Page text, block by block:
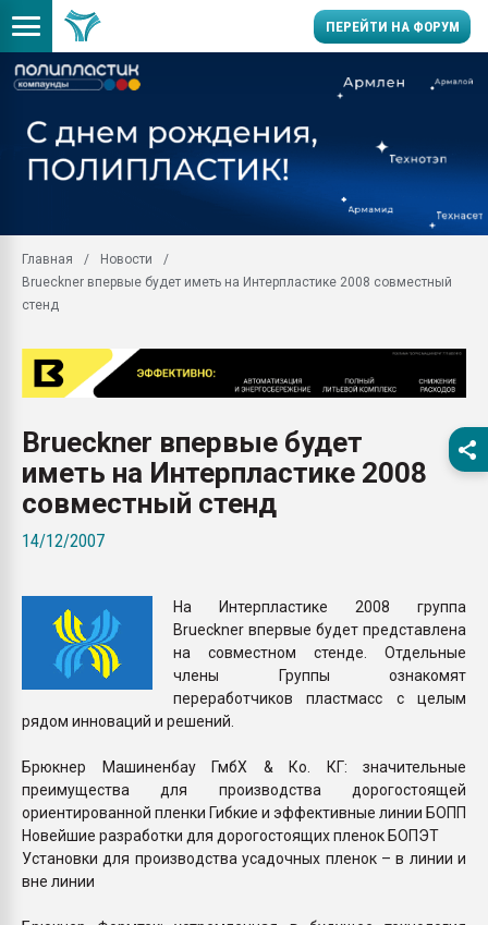
ПЕРЕЙТИ НА ФОРУМ
Вакуум-формовочные
28.07.2026
Всё, что касается
бутылок
вакуумного
Продам отходы
поликарбоната и АБС-
Главная
Новости
Brueckner впервые будет иметь на Интерпластике 2008 совместный
стенд
Brueckner впервые будет
иметь на Интерпластике 2008
совместный стенд
14/12/2007
На Интерпластике 2008 группа
Brueckner впервые будет представлена
на совместном стенде. Отдельные
члены Группы ознакомят
переработчиков пластмасс с целым
рядом инноваций и решений.
Брюкнер Машиненбау ГмбХ & Ко. КГ: значительные
преимущества для производства дорогостоящей
ориентированной пленки Гибкие и эффективные линии БОПП
Новейшие разработки для дорогостоящих пленок БОПЭТ
Установки для производства усадочных пленок – в линии и
вне линии